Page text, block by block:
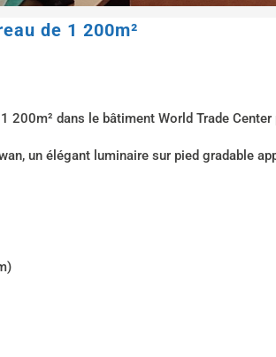
de 1 200m²
200m² dans le bâtiment World Trade
un élégant luminaire sur pied gradable